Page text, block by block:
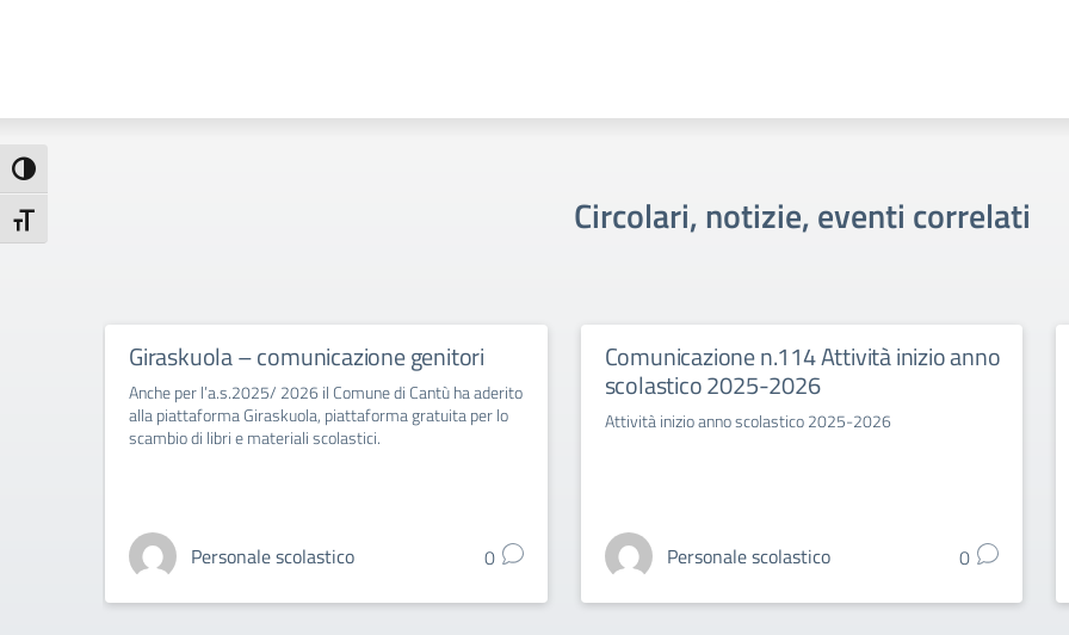
Attiva/disattiva alto contrasto
Attiva/disattiva dimensione testo
Circolari, notizie, eventi correlati
Giraskuola – comunicazione genitori
Anche per l’a.s.2025/ 2026 il Comune di Cantù ha aderito
alla piattaforma Giraskuola, piattaforma gratuita per lo
scambio di libri e materiali scolastici.
Personale scolastico 0
Comunicazione n.114 Attività inizio anno
scolastico 2025-2026
Attività inizio anno scolastico 2025-2026
Personale scolastico 0